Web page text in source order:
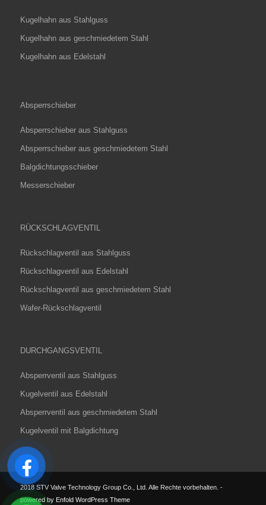
Kugelhahn aus Stahlguss
Kugelhahn aus geschmiedetem Stahl
Kugelhahn aus Edelstahl
Absperrschieber
Absperrschieber aus Stahlguss
Absperrschieber aus geschmiedetem Stahl
Balgdichtungsschieber
Messerschieber
RÜCKSCHLAGVENTIL
Rückschlagventil aus Stahlguss
Rückschlagventil aus Edelstahl
Rückschlagventil aus geschmiedetem Stahl
Wafer-Rückschlagventil
DURCHGANGSVENTIL
Absperrventil aus Stahlguss
Kugelventil aus Edelstahl
Absperrventil aus geschmiedetem Stahl
Kugelventil mit Balgdichtung
2018 STV Valve Technology Group Co., Ltd. Alle Rechte vorbehalten. -
powered by Enfold WordPress Theme